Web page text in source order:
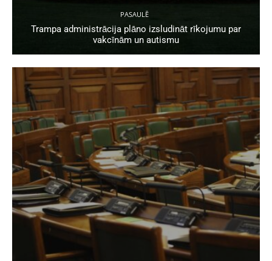
PASAULĒ
Trampa administrācija plāno izsludināt rīkojumu par
vakcīnām un autismu